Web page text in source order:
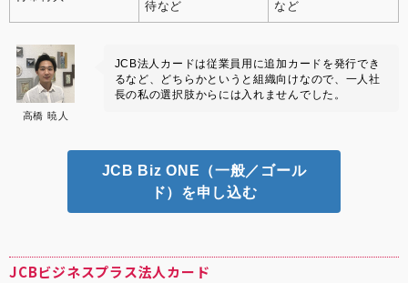
待など など
高橋 暁人
JCB法人カードは従業員用に追加カードを発行でき
るなど、どちらかというと組織向けなので、一人社
長の私の選択肢からには入れませんでした。
JCB Biz ONE（一般／ゴール
ド）を申し込む
JCBビジネスプラス法人カード